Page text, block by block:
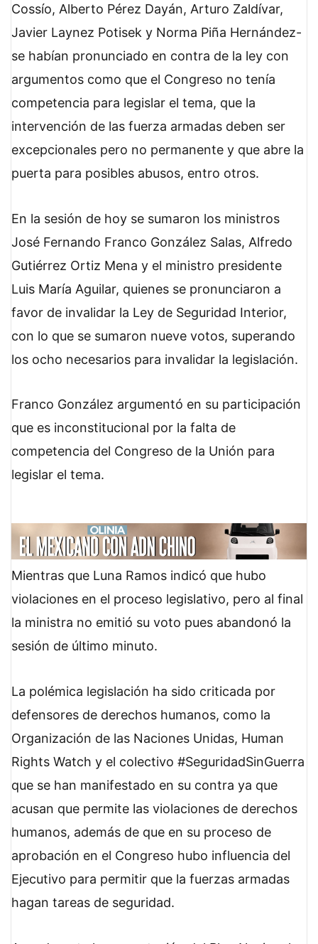
Cossío, Alberto Pérez Dayán, Arturo Zaldívar,
Javier Laynez Potisek y Norma Piña Hernández-
se habían pronunciado en contra de la ley con
argumentos como que el Congreso no tenía
competencia para legislar el tema, que la
intervención de las fuerza armadas deben ser
excepcionales pero no permanente y que abre la
puerta para posibles abusos, entro otros.
En la sesión de hoy se sumaron los ministros
José Fernando Franco González Salas, Alfredo
Gutiérrez Ortiz Mena y el ministro presidente
Luis María Aguilar, quienes se pronunciaron a
favor de invalidar la Ley de Seguridad Interior,
con lo que se sumaron nueve votos, superando
los ocho necesarios para invalidar la legislación.
Franco González argumentó en su participación
que es inconstitucional por la falta de
competencia del Congreso de la Unión para
legislar el tema.
Mientras que Luna Ramos indicó que hubo
violaciones en el proceso legislativo, pero al final
la ministra no emitió su voto pues abandonó la
sesión de último minuto.
La polémica legislación ha sido criticada por
defensores de derechos humanos, como la
Organización de las Naciones Unidas, Human
Rights Watch y el colectivo #SeguridadSinGuerra
que se han manifestado en su contra ya que
acusan que permite las violaciones de derechos
humanos, además de que en su proceso de
aprobación en el Congreso hubo influencia del
Ejecutivo para permitir que la fuerzas armadas
hagan tareas de seguridad.